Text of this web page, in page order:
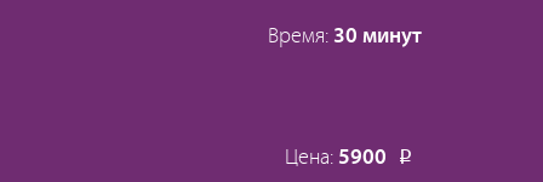
Время: 30 минут
Цена: 5900 Р